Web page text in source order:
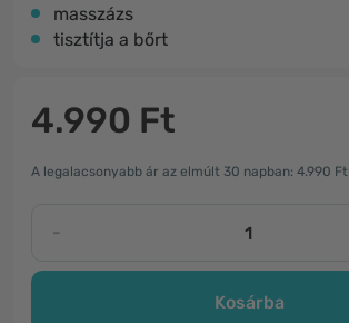
masszázs
tisztítja a bőrt
4.990 Ft
A legalacsonyabb ár az elmúlt 30 napban: 4.990 Ft
-
Kosárba